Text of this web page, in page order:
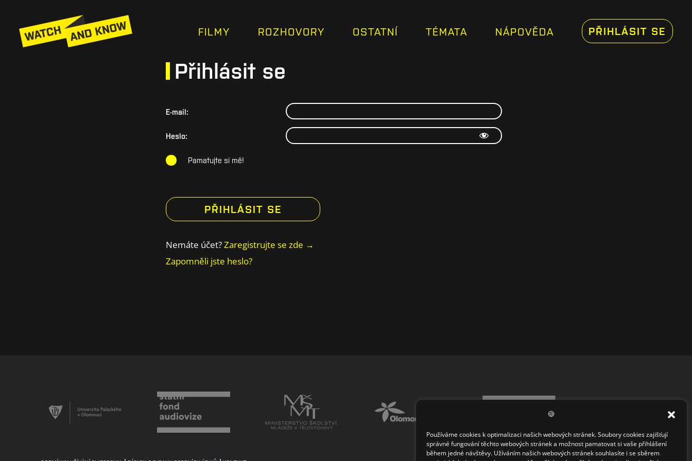
🍪
Používáme cookies k optimalizaci našich webových stránek. Soubory cookies zajišťují
správné fungování těchto webových stránek a možnost pamatovat si vaše přihlášení
během jedné návštěvy. Užíváním našich webových stránek souhlasíte i se sběrem
FILMY ROZHOVORY OSTATNÍ TÉMATA NÁPOVĚDA PŘIHLÁSIT SE
Přihlásit se
E-mail:
Heslo:
Pamatujte si mě!
Nemáte účet?Zaregistrujte se zde →
Zapomněli jste heslo?